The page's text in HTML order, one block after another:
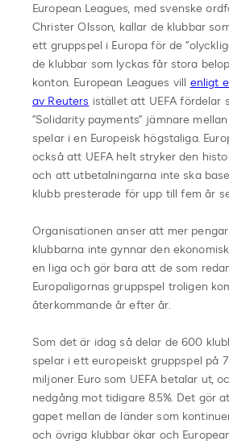
European Leagues, med svenske
Christer Olsson, kallar de klubbar
ett gruppspel i Europa för de
de klubbar som lyckas får stora
konton. European Leagues vill enligt
av Reuters istället att UEFA fördelar
”Solidarity payments” jämnare
spelar i en Europeisk högstaliga.
också att UEFA helt stryker den
och att utbetalningarna inte ska
klubb presterade för upp till fem år
Organisationen anser att mer
klubbarna inte gynnar den
en liga och gör bara att de som
Europaligornas gruppspel troligen
återkommande år efter år.
Som det är idag så delar de 600
spelar i ett europeiskt gruppspel på
miljoner Euro som UEFA betalar ut,
nedgång mot tidigare 8.5%. Det gör
gapet mellan de länder som
och övriga klubbar ökar och